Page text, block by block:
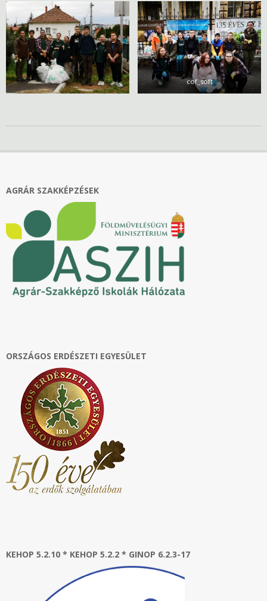
cof_soft
AGRÁR SZAKKÉPZÉSEK
ORSZÁGOS ERDÉSZETI EGYESÜLET
KEHOP 5.2.10 * KEHOP 5.2.2 * GINOP 6.2.3-17